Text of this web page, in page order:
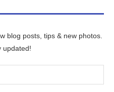
blog posts, tips & new photos.
updated!